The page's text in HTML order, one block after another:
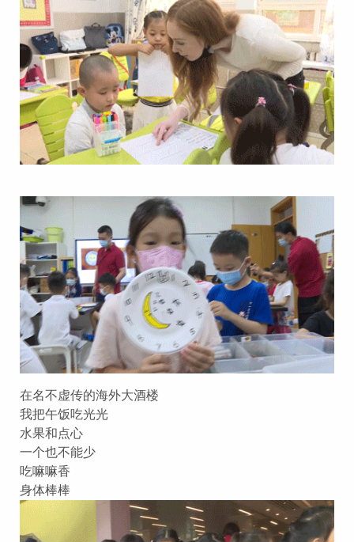
在名不虚传的海外大酒楼
我把午饭吃光光
水果和点心
一个也不能少
吃嘛嘛香
身体棒棒